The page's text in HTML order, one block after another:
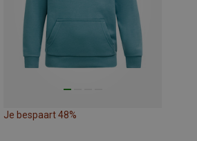
Je bespaart 48%